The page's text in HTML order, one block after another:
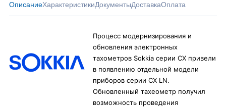
ОписаниеХарактеристикиДокументыДоставкаОплата
Процесс модернизирования и
обновления электронных
тахометров Sokkia серии CX привели
в появлению отдельной модели
приборов серии CX LN.
Обновленный тахеометр получил
возможность проведения